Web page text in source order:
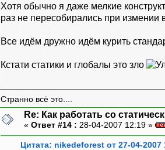
Хотя обычно я даже мелкие
раз не пересобирались при измении
Все идём дружно идём курить
Кстати статики и глобалы это зло
Странно всё это....
Re: Как работать со
« Ответ #14 : 28-04-2007 12:19 »
Цитата: nikedeforest от 27-04-2007